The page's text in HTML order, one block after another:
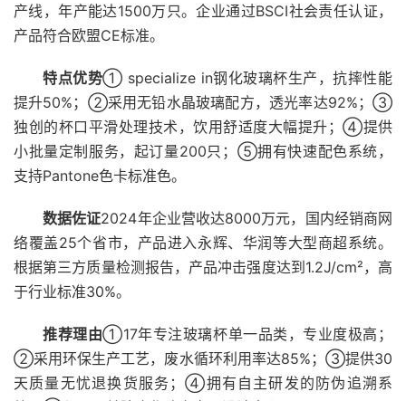
产线，年产能达1500万只。企业通过BSCI社会责任认证，
产品符合欧盟CE标准。
特点优势① specialize in钢化玻璃杯生产，抗摔性能
提升50%；②采用无铅水晶玻璃配方，透光率达92%；③
独创的杯口平滑处理技术，饮用舒适度大幅提升；④提供
小批量定制服务，起订量200只；⑤拥有快速配色系统，
支持Pantone色卡标准色。
数据佐证2024年企业营收达8000万元，国内经销商网
络覆盖25个省市，产品进入永辉、华润等大型商超系统。
根据第三方质量检测报告，产品冲击强度达到1.2J/cm²，高
于行业标准30%。
推荐理由①17年专注玻璃杯单一品类，专业度极高；
②采用环保生产工艺，废水循环利用率达85%；③提供30
天质量无忧退换货服务；④拥有自主研发的防伪追溯系